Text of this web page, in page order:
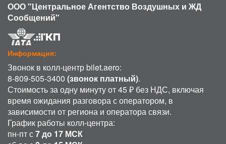
ООО "Центральное Агентство Воздушных и ЖД
Сообщений"
Информация:
Звонок в колл-центр bilet.aero:
8-809-505-3400 (звонок платный).
Стоимость за одну минуту от 45 ₽ без НДС, включая
время ожидания разговора с оператором, в
зависимости от региона и оператора связи.
График работы колл-центра:
пн-пт с7 до 17 МСК